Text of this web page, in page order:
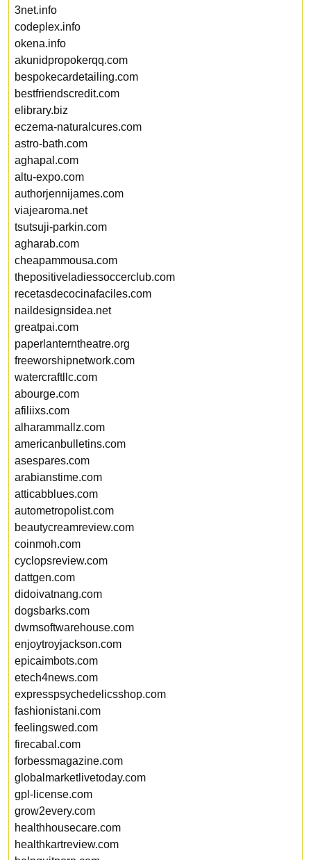
3net.info
codeplex.info
okena.info
akunidpropokerqq.com
bespokecardetailing.com
bestfriendscredit.com
elibrary.biz
eczema-naturalcures.com
astro-bath.com
aghapal.com
altu-expo.com
authorjennijames.com
viajearoma.net
tsutsuji-parkin.com
agharab.com
cheapammousa.com
thepositiveladiessoccerclub.com
recetasdecocinafaciles.com
naildesignsidea.net
greatpai.com
paperlanterntheatre.org
freeworshipnetwork.com
watercraftllc.com
abourge.com
afiliixs.com
alharammallz.com
americanbulletins.com
asespares.com
arabianstime.com
atticabblues.com
autometropolist.com
beautycreamreview.com
coinmoh.com
cyclopsreview.com
dattgen.com
didoivatnang.com
dogsbarks.com
dwmsoftwarehouse.com
enjoytroyjackson.com
epicaimbots.com
etech4news.com
expresspsychedelicsshop.com
fashionistani.com
feelingswed.com
firecabal.com
forbessmagazine.com
globalmarketlivetoday.com
gpl-license.com
grow2every.com
healthhousecare.com
healthkartreview.com